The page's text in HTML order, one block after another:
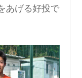
あげる好投で